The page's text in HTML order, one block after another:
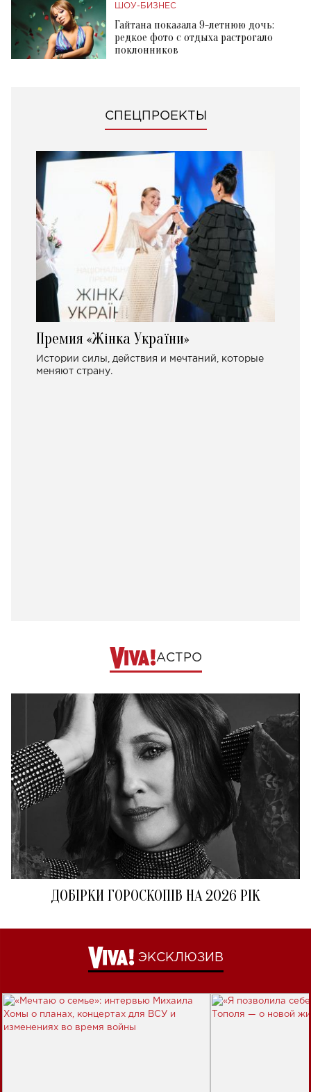
ШОУ-БИЗНЕС
Гайтана показала 9-летнюю дочь:
редкое фото с отдыха растрогало
поклонников
СПЕЦПРОЕКТЫ
Премия «Жінка України»
Истории силы, действия и мечтаний, которые
меняют страну.
АСТРО
ДОБІРКИ ГОРОСКОПІВ НА 2026 РІК
ЭКСКЛЮЗИВ